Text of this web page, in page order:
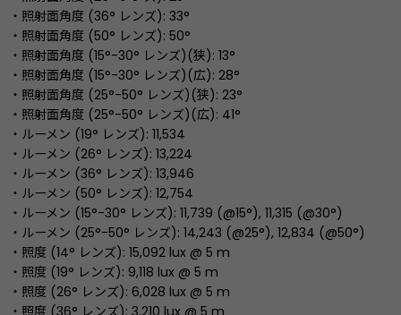
・照射面角度 (36° レンズ): 33°
・照射面角度 (50° レンズ): 50°
・照射面角度 (15°-30° レンズ)(狭): 13°
・照射面角度 (15°-30° レンズ)(広): 28°
・照射面角度 (25°-50° レンズ)(狭): 23°
・照射面角度 (25°-50° レンズ)(広): 41°
・ルーメン (19° レンズ): 11,534
・ルーメン (26° レンズ): 13,224
・ルーメン (36° レンズ): 13,946
・ルーメン (50° レンズ): 12,754
・ルーメン (15°-30° レンズ): 11,739 (@15°), 11,315 (@30°)
・ルーメン (25°-50° レンズ): 14,243 (@25°), 12,834 (@50°)
・照度 (14° レンズ): 15,092 lux @ 5 m
・照度 (19° レンズ): 9,118 lux @ 5 m
・照度 (26° レンズ): 6,028 lux @ 5 m